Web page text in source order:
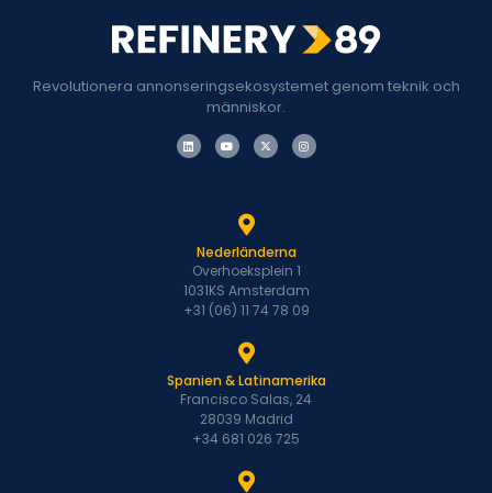
Revolutionera annonseringsekosystemet genom teknik och
människor.
Nederländerna
Overhoeksplein 1
1031KS Amsterdam
+31 (06) 11 74 78 09
Spanien & Latinamerika
Francisco Salas, 24
28039 Madrid
+34 681 026 725